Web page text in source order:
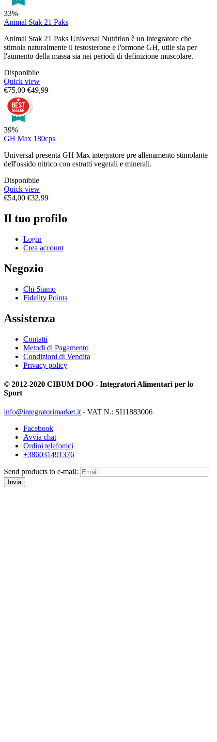
33%
Animal Stak 21 Paks
Animal Stak 21 Paks Universal Nutrition è un integratore che
stimola naturalmente il testosterone e l'ormone GH, utile sia per
l'aumento della massa sia nei periodi di definizione muscolare.
Disponibile
Quick view
€75,00 €49,99
39%
GH Max 180cps
Universal presenta GH Max integratore pre allenamento stimolante
dell'ossido nitrico con estratti vegetali e minerali.
Disponibile
Quick view
€54,00 €32,99
Il tuo profilo
Login
Crea account
Negozio
Chi Siamo
Fidelity Points
Assistenza
Contatti
Metodi di Pagamento
Condizioni di Vendita
Privacy policy
© 2012-2020 CIBUM DOO - Integratori Alimentari per lo
Sport
info@integratorimarket.it- VAT N.: SI11883006
Facebook
Avvia chat
Ordini telefonici
+386031491376
Send products to e-mail:
Invia